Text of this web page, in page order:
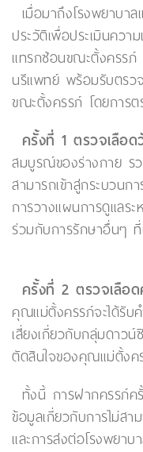
เมื่อมาถึงโรงพยาบ
ประวัติเพื่อประเมินควา
แทรกซ้อนขณะตั้งครร
นรีแพทย์ พร้อมรับตรว
ขณะตั้งครรภ์ โดยการ
ครั้งที่ 1 ตรวจเลือ
สมบูรณ์ของร่างกาย ร
สามารถเข้าสู่กระบวนก
การวางแผนการดูแลร
ร่วมกับการรักษาอื่นๆ ที่
ครั้งที่ 2 ตรวจเลือ
คุณแม่ตั้งครรภ์จะได้รับ
เสี่ยงเกี่ยวกับกลุ่มดาว
ตัดสินใจของคุณแม่ตั้งค
ทั้งนี้ การฝากครรภ์ค
ข้อมูลเกี่ยวกับการไม่ส
และการส่งต่อโรงพย